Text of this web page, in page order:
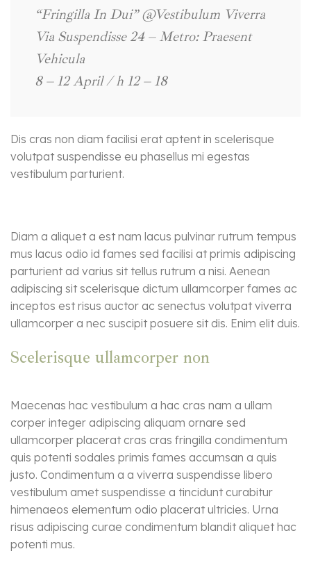
“Fringilla In Dui” @Vestibulum Viverra
Via Suspendisse 24 – Metro: Praesent
Vehicula
8 – 12 April / h 12 – 18
Dis cras non diam facilisi erat aptent in scelerisque
volutpat suspendisse eu phasellus mi egestas
vestibulum parturient.
Diam a aliquet a est nam lacus pulvinar rutrum tempus
mus lacus odio id fames sed facilisi at primis adipiscing
parturient ad varius sit tellus rutrum a nisi. Aenean
adipiscing sit scelerisque dictum ullamcorper fames ac
inceptos est risus auctor ac senectus volutpat viverra
ullamcorper a nec suscipit posuere sit dis. Enim elit duis.
Scelerisque ullamcorper non
Maecenas hac vestibulum a hac cras nam a ullam
corper integer adipiscing aliquam ornare sed
ullamcorper placerat cras cras fringilla condimentum
quis potenti sodales primis fames accumsan a quis
justo. Condimentum a a viverra suspendisse libero
vestibulum amet suspendisse a tincidunt curabitur
himenaeos elementum odio placerat ultricies. Urna
risus adipiscing curae condimentum blandit aliquet hac
potenti mus.